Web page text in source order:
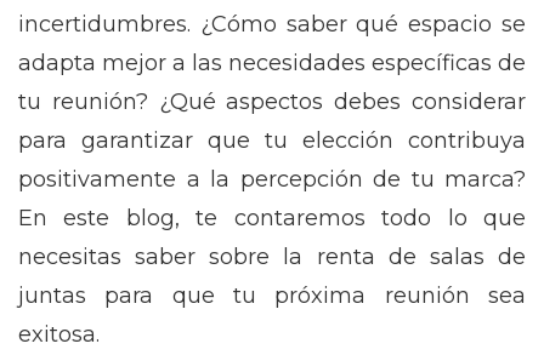
incertidumbres. ¿Cómo saber qué espacio se
adapta mejor a las necesidades específicas de
tu reunión? ¿Qué aspectos debes considerar
para garantizar que tu elección contribuya
positivamente a la percepción de tu marca?
En este blog, te contaremos todo lo que
necesitas saber sobre la renta de salas de
juntas para que tu próxima reunión sea
exitosa.